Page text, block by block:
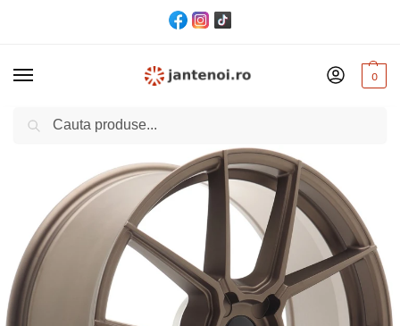
0
Acasă Jante / JANTA JR Wheels JR30 CB72.6 5×120 20/8,5 ET35 Bronze